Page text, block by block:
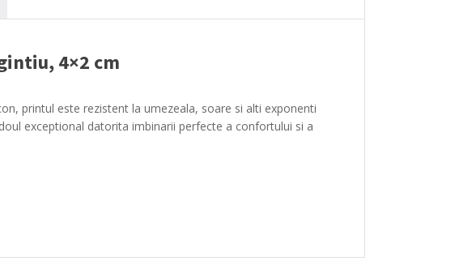
4×2 cm
printul este rezistent la umezeala, soare si alti exponenti
exceptional datorita imbinarii perfecte a confortului si a